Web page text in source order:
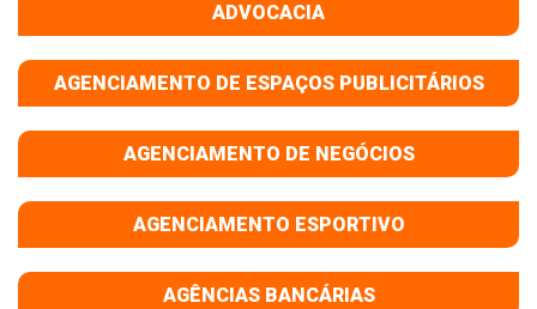
ADVOCACIA
AGENCIAMENTO DE ESPAÇOS PUBLICITÁRIOS
AGENCIAMENTO DE NEGÓCIOS
AGENCIAMENTO ESPORTIVO
AGÊNCIAS BANCÁRIAS